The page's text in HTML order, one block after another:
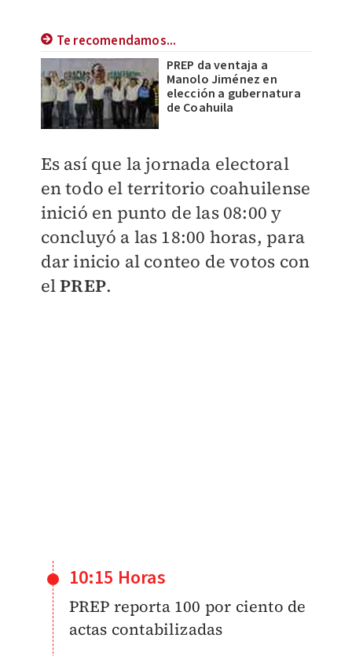
Te recomendamos...
PREP da ventaja a
Manolo Jiménez en
elección a gubernatura
de Coahuila
Es así que la jornada electoral
en todo el territorio coahuilense
inició en punto de las 08:00 y
concluyó a las 18:00 horas, para
dar inicio al conteo de votos con
elPREP.
10:15 Horas
PREP reporta 100 por ciento de
actas contabilizadas